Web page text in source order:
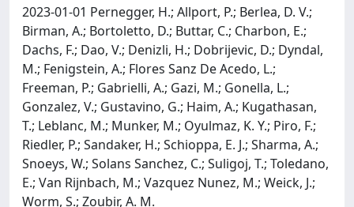
2023-01-01 Pernegger, H.; Allport, P.; Berlea, D. V.;
Birman, A.; Bortoletto, D.; Buttar, C.; Charbon, E.;
Dachs, F.; Dao, V.; Denizli, H.; Dobrijevic, D.; Dyndal,
M.; Fenigstein, A.; Flores Sanz De Acedo, L.;
Freeman, P.; Gabrielli, A.; Gazi, M.; Gonella, L.;
Gonzalez, V.; Gustavino, G.; Haim, A.; Kugathasan,
T.; Leblanc, M.; Munker, M.; Oyulmaz, K. Y.; Piro, F.;
Riedler, P.; Sandaker, H.; Schioppa, E. J.; Sharma, A.;
Snoeys, W.; Solans Sanchez, C.; Suligoj, T.; Toledano,
E.; Van Rijnbach, M.; Vazquez Nunez, M.; Weick, J.;
Worm, S.; Zoubir, A. M.